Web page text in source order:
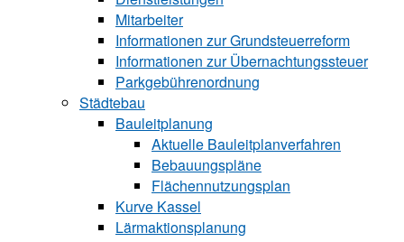
Mitarbeiter
Informationen zur Grund‍steu‍er‍re‍form
Informationen zur Über‍nachtungssteuer
Parkgebührenordnung
Städtebau
Bauleitplanung
Aktuelle Bauleitplanverfahren
Bebauungspläne
Flächennutzungsplan
Kurve Kassel
Lärmaktionsplanung